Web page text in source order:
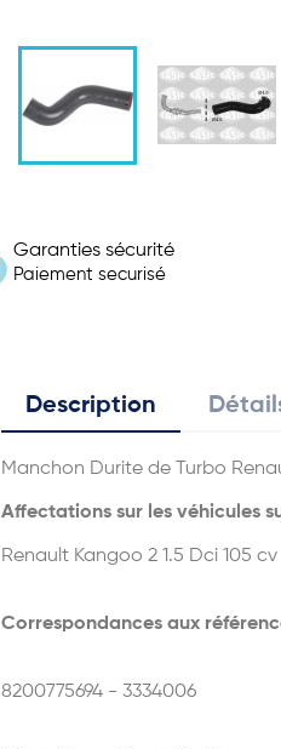
Garanties sécurité
Paiement securisé
Description
Manchon Durite de Turbo
Affectations sur les véhicules
Renault Kangoo 2 1.5 Dci 105 cv
Correspondances aux
8200775694 - 3334006